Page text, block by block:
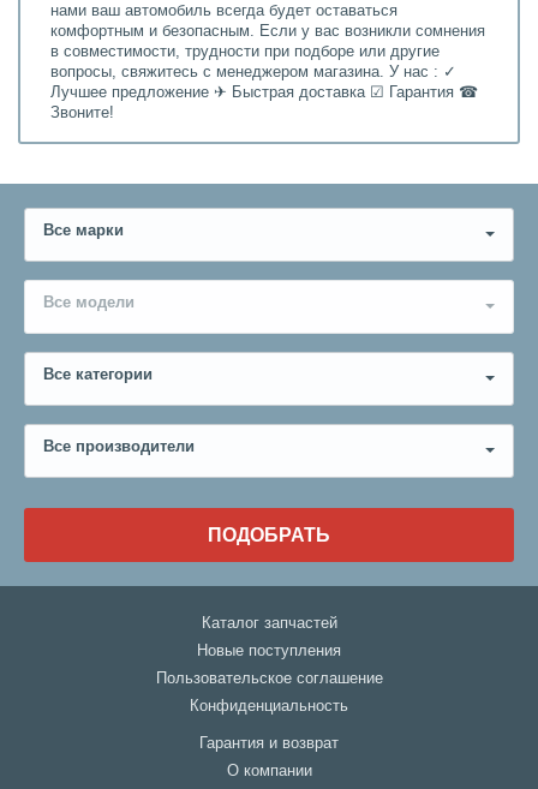
нами ваш автомобиль всегда будет оставаться
комфортным и безопасным. Если у вас возникли сомнения
в совместимости, трудности при подборе или другие
вопросы, свяжитесь с менеджером магазина. У нас : ✓
Лучшее предложение ✈ Быстрая доставка ☑ Гарантия ☎
Звоните!
Все марки
Все модели
Все категории
Все производители
ПОДОБРАТЬ
Каталог запчастей
Новые поступления
Пользовательское соглашение
Конфиденциальность
Гарантия и возврат
О компании